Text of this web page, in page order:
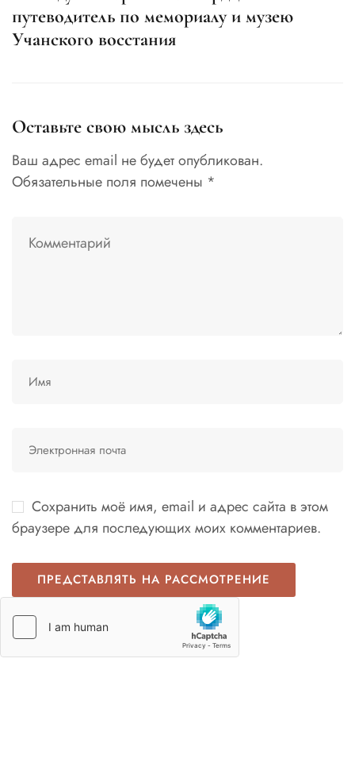
путеводитель по мемориалу и музею
Учанского восстания
Оставьте свою мысль здесь
Ваш адрес email не будет опубликован.
Обязательные поля помечены *
Сохранить моё имя, email и адрес сайта в этом
браузере для последующих моих комментариев.